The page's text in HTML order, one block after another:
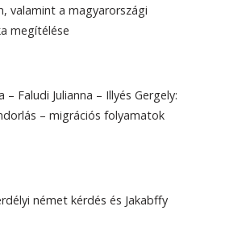
valamint a magyarországi
megítélése
– Faludi Julianna – Illyés Gergely:
– migrációs folyamatok
német kérdés és Jakabffy